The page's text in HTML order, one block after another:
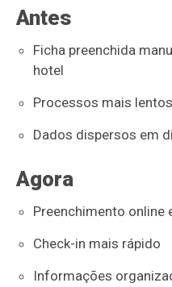
Antes
Ficha preenchida
hotel
Processos mais lentos
Dados dispersos em
Agora
Preenchimento online
Check-in mais rápido
Informações